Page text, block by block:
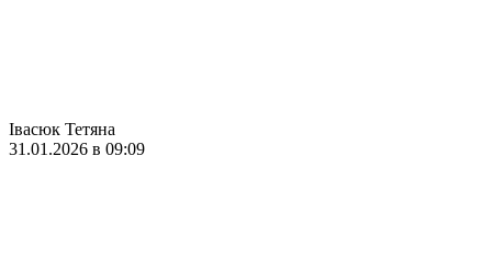
Івасюк Тетяна
31.01.2026 в 09:09